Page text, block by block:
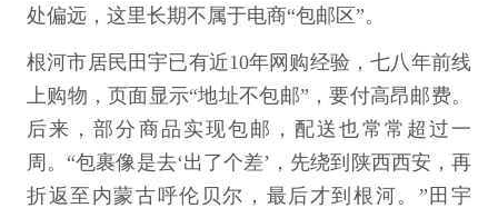
处偏远，这里长期不属于电商“包邮区”。
根河市居民田宇已有近10年网购经验，七八年前线
上购物，页面显示“地址不包邮”，要付高昂邮费。
后来，部分商品实现包邮，配送也常常超过一
周。“包裹像是去‘出了个差’，先绕到陕西西安，再
折返至内蒙古呼伦贝尔，最后才到根河。”田宇